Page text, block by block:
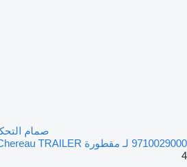
9710029000 لـ مقطورة Chereau TRAILER
4